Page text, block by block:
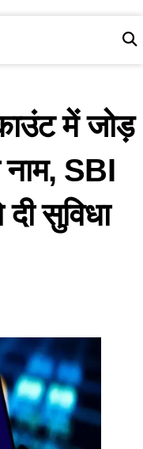
में जोड़
नाम, SBI
सुविधा